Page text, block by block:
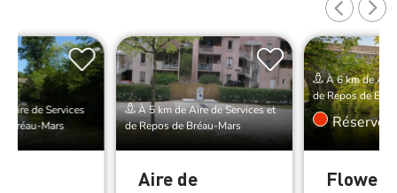
Aire de Services
Bréau-Mars
À 5 km de Aire de Services et
de Repos de Bréau-Mars
Aire de
À 6 km de Aire
de Repos de
Réserver
Flower